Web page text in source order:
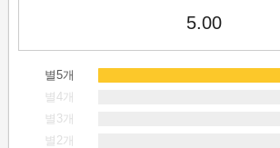
5.00
별5개
별4개
별3개
별2개